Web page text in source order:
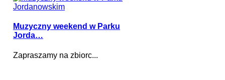
Muzyczny weekend w Parku
Jorda…
Zapraszamy na zbiorc...